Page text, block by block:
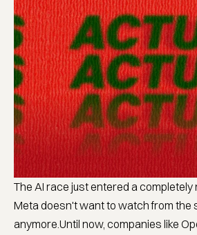
The AI race just entered a completely
Meta doesn't want to watch from the
anymore.Until now, companies like